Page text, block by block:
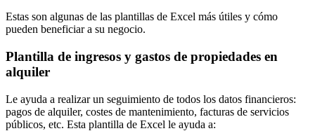
Estas son algunas de las plantillas de Excel más útiles y cómo
pueden beneficiar a su negocio.
Plantilla de ingresos y gastos de propiedades en
alquiler
Le ayuda a realizar un seguimiento de todos los datos financieros:
pagos de alquiler, costes de mantenimiento, facturas de servicios
públicos, etc. Esta plantilla de Excel le ayuda a: